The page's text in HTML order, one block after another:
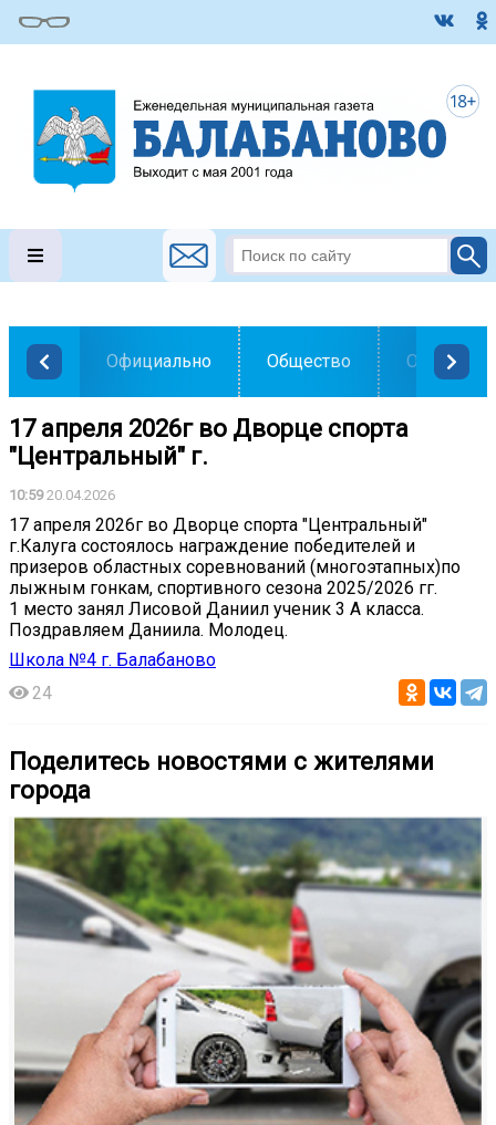
Официально Общество
17 апреля 2026г во Дворце спорта
"Центральный" г.
10:5920.04.2026
17 апреля 2026г во Дворце спорта "Центральный"
г.Калуга состоялось награждение победителей и
призеров областных соревнований (многоэтапных)по
лыжным гонкам, спортивного сезона 2025/2026 гг.
1 место занял Лисовой Даниил ученик 3 А класса.
Поздравляем Даниила. Молодец.
Школа №4 г. Балабаново
24
Поделитесь новостями с жителями
города